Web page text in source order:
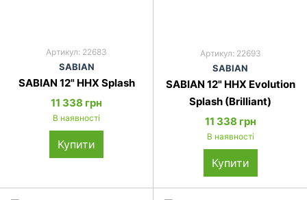
Артикул: 22683
SABIAN
SABIAN 12" HHX Splash
11 338 грн
В наявності
Купити
Артикул: 22693
SABIAN
SABIAN 12" HHX Evolution
Splash (Brilliant)
11 338 грн
В наявності
Купити